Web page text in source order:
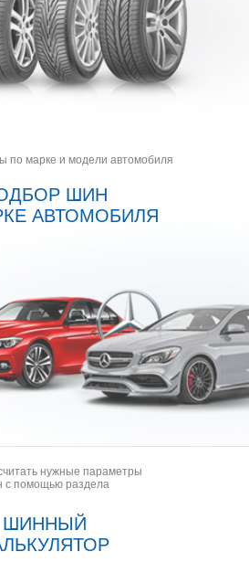
по марке и модели автомобиля
ШИН
АВТОМОБИЛЯ
нужные параметры
с помощью раздела
ШИННЫЙ